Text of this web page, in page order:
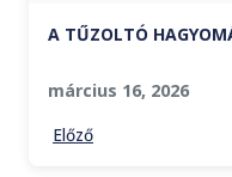
A TŰZOLTÓ
március 16, 2026
Előző